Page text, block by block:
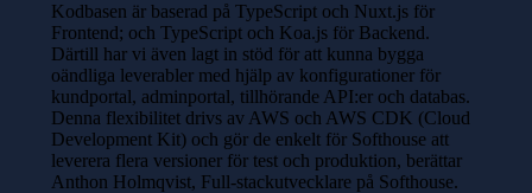
Kodbasen är baserad på TypeScript och Nuxt.js för
Frontend; och TypeScript och Koa.js för Backend.
Därtill har vi även lagt in stöd för att kunna bygga
oändliga leverabler med hjälp av konfigurationer för
kundportal, adminportal, tillhörande API:er och databas.
Denna flexibilitet drivs av AWS och AWS CDK (Cloud
Development Kit) och gör de enkelt för Softhouse att
leverera flera versioner för test och produktion, berättar
Anthon Holmqvist, Full-stackutvecklare på Softhouse.